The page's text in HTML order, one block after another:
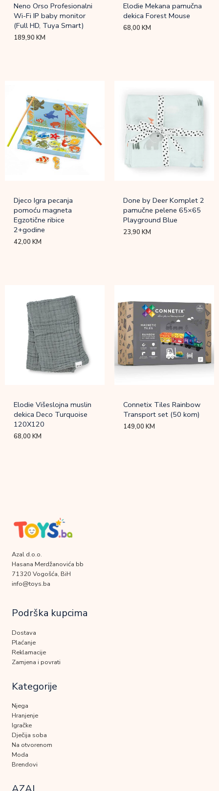
Neno Orso Profesionalni
Wi-Fi IP baby monitor
(Full HD, Tuya Smart)
189,90KM
Elodie Mekana pamučna
dekica Forest Mouse
68,00KM
Djeco Igra pecanja
pomoću magneta
Egzotične ribice
2+godine
42,00KM
Done by Deer Komplet 2
pamučne pelene 65×65
Playground Blue
23,90KM
Elodie Višeslojna muslin
dekica Deco Turquoise
120X120
68,00KM
Connetix Tiles Rainbow
Transport set (50 kom)
149,00KM
Azal d.o.o.
Hasana Merdžanovića bb
71320 Vogošća, BiH
info@toys.ba
Podrška kupcima
Dostava
Plaćanje
Reklamacije
Zamjena i povrati
Kategorije
Njega
Hranjenje
Igračke
Dječija soba
Na otvorenom
Moda
Brendovi